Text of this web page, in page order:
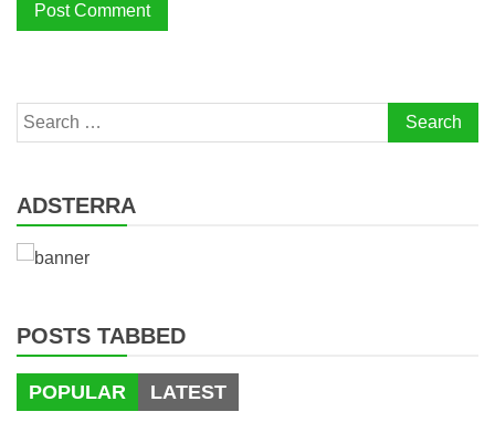
Search
for:
ADSTERRA
POSTS TABBED
POPULAR LATEST